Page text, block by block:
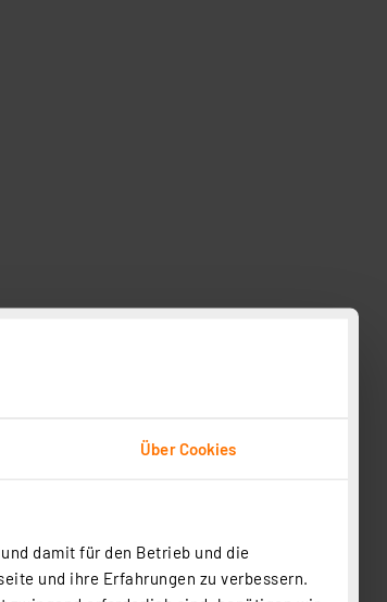
Über Cookies
damit für den Betrieb und die
und ihre Erfahrungen zu verbessern.